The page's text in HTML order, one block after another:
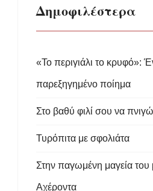
Δημοφιλέστερα
«Το περιγιάλι το κρυφό»:
παρεξηγημένο ποίημα
Στο βαθύ φιλί σου να
Τυρόπιτα με σφολιάτα
Στην παγωμένη μαγεία του
Αχέροντα